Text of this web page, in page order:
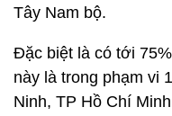
Tây Nam bộ.
Đặc biệt là có tới
này là trong phạm vi
Ninh, TP Hồ Chí